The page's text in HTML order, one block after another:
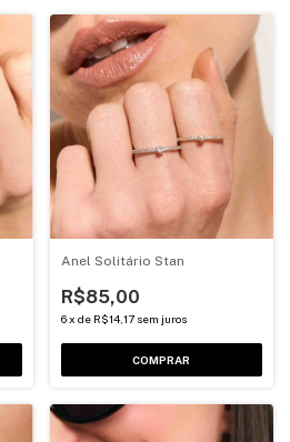
Anel Solitário Stan
R$85,00
6 x de R$14,17 sem juros
COMPRAR